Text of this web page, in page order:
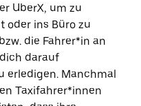
UberX, um zu
oder ins Büro zu
die Fahrer*in an
darauf
erledigen. Manchmal
Taxifahrer*innen